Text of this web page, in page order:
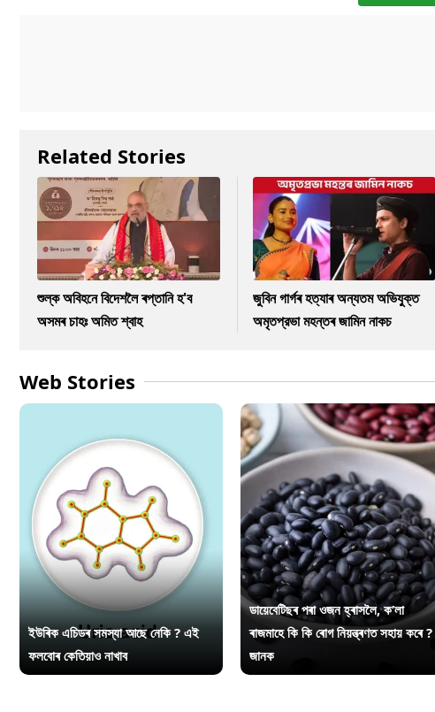
Related Stories
শুল্ক অবিহনে বিদেশলৈ ৰপ্তানি হ'ব
অসমৰ চাহঃ অমিত শ্বাহ
জুবিন গাৰ্গৰ হত্যাৰ অন্যতম অভিযুক্ত
অমৃতপ্রভা মহন্তৰ জামিন নাকচ
Web Stories
ইউৰিক এচিডৰ সমস্যা আছে নেকি ? এই
ফলবোৰ কেতিয়াও নাখাব
ডায়েবেটিছৰ পৰা ওজন হ্ৰাসলৈ, ক’লা
ৰাজমাহে কি কি ৰোগ নিয়ন্ত্ৰণত সহায় কৰে ?
জানক